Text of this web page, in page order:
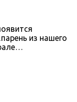
из нашего